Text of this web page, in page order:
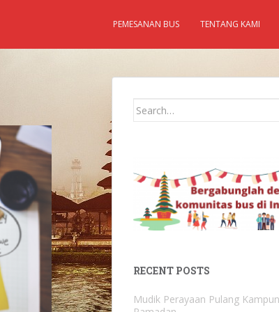
PEMESANAN BUS TENTANG KAMI
Search
RECENT POSTS
Mudik Perayaan Pulang